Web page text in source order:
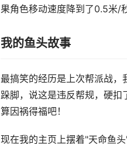
果角色移动速度降到了0.5米/
我的鱼头故事
最搞笑的经历是上次帮派战，
跺脚，说这是违反帮规，硬扣
算因祸得福吧！
现在我的主页上摆着"天命鱼